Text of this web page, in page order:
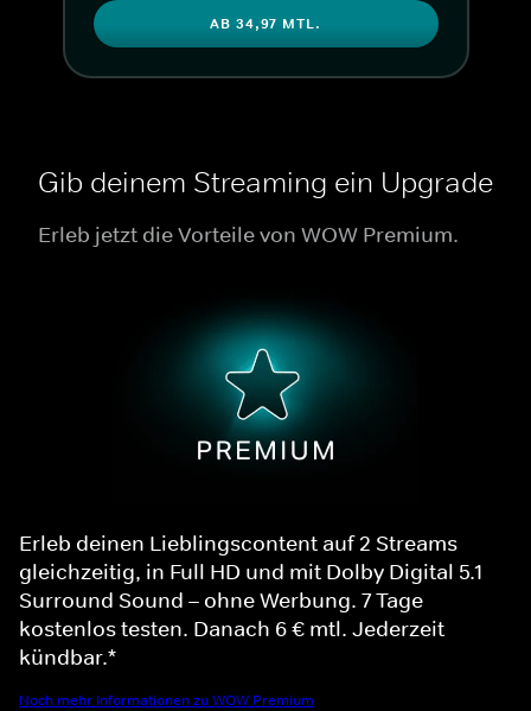
AB 34,97 MTL.
Gib deinem Streaming ein Upgrade
Erleb jetzt die Vorteile von WOW Premium.
Erleb deinen Lieblingscontent auf 2 Streams
gleichzeitig, in Full HD und mit Dolby Digital 5.1
Surround Sound – ohne Werbung. 7 Tage
kostenlos testen. Danach 6 € mtl. Jederzeit
kündbar.*
Noch mehr Informationen zu WOW Premium